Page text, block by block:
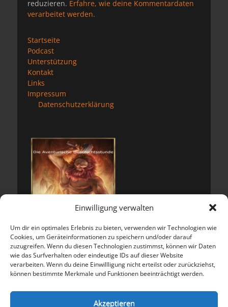
Einwilligung verwalten
Um dir ein optimales Erlebnis zu bieten, verwenden wir Technologien wie
Cookies, um Geräteinformationen zu speichern und/oder darauf
zuzugreifen. Wenn du diesen Technologien zustimmst, können wir Daten
wie das Surfverhalten oder eindeutige IDs auf dieser Website
verarbeiten. Wenn du deine Einwillligung nicht erteilst oder zurückziehst,
können bestimmte Merkmale und Funktionen beeinträchtigt werden.
Akzeptieren
reduzieren. Erfahre, wie deine Kommentardaten
verarbeitet werden.
Startseite
Podcast
Unterstützung
Kontakt
Links
Impressum
Datenschutzerklärung